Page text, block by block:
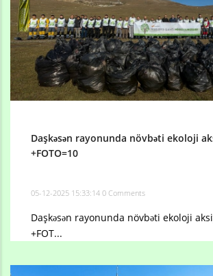
Daşkəsən rayonunda növbəti ekoloji
+FOTO=10
05-12-2025 15:33:14 0 Comments
Daşkəsən rayonunda növbəti ekoloji
+FOT...